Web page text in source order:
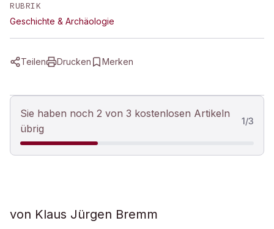
RUBRIK
Geschichte & Archäologie
Teilen Drucken Merken
Sie haben noch 2 von 3 kostenlosen Artikeln
übrig
1/3
von Klaus Jürgen Bremm